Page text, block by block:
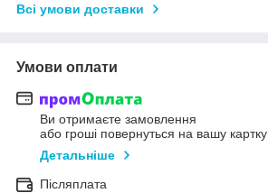
Всі умови доставки
Умови оплати
Ви отримаєте замовлення
або гроші повернуться на вашу картку
Детальніше
Післяплата